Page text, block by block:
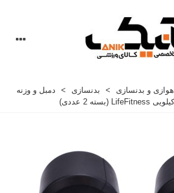
هوازی و بدنسازی > بدنسازی >
دمبل و وزنه